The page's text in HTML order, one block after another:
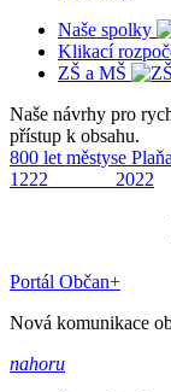
Naše spolky
Klikací
ZŠ a MŠ
Naše návrhy pro
přístup k obsahu.
800 let městyse
1222 2022
Portál Občan+
Nová komunikace
nahoru